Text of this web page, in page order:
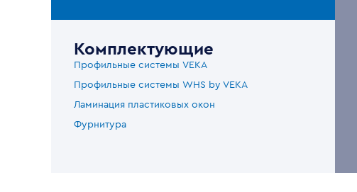
Комплектующие
Профильные системы VEKA
Профильные системы WHS by VEKA
Ламинация пластиковых окон
Фурнитура